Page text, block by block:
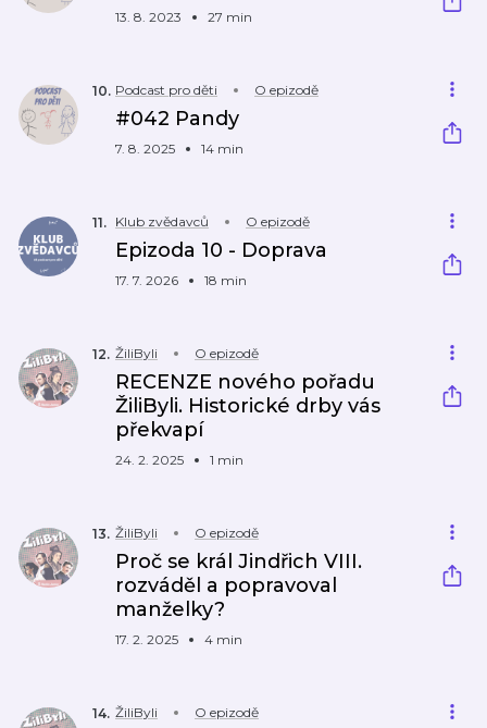
13. 8. 2023 27 min
10. Podcast pro děti O epizodě
#042 Pandy
7. 8. 2025 14 min
11. Klub zvědavců O epizodě
Epizoda 10 - Doprava
17. 7. 2026 18 min
12. ŽiliByli O epizodě
RECENZE nového pořadu
ŽiliByli. Historické drby vás
překvapí
24. 2. 2025 1 min
13. ŽiliByli O epizodě
Proč se král Jindřich VIII.
rozváděl a popravoval
manželky?
17. 2. 2025 4 min
14. ŽiliByli O epizodě